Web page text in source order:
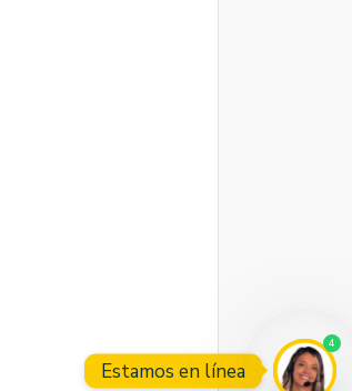
Estamos en línea
4